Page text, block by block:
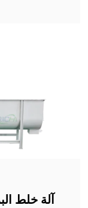
آلة خلط